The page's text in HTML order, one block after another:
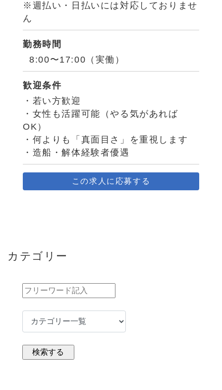
※週払い・日払いには対応しておりませ
ん
勤務時間
8:00〜17:00（実働）
歓迎条件
・若い方歓迎
・女性も活躍可能（やる気があれば
OK）
・何よりも「真面目さ」を重視します
・造船・解体経験者優遇
この求人に応募する
カテゴリー